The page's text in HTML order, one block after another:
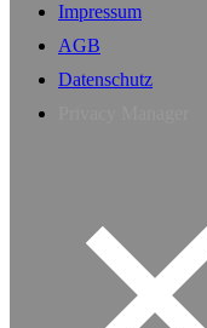
Impressum
AGB
Datenschutz